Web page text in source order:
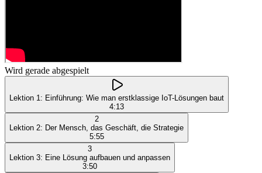
Wird gerade abgespielt
Lektion 1 : Einführung: Wie man erstklassige IoT-Lösungen baut
4:13
2
Lektion 2: Der Mensch, das Geschäft, die Strategie
5:55
3
Lektion 3: Eine Lösung aufbauen und anpassen
3:50